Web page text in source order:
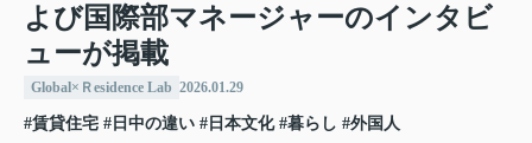
よび国際部マネージャーのインタビ
ューが掲載
Global×Ｒesidence Lab 2026.01.29
#賃貸住宅 #日中の違い #日本文化 #暮らし #外国人